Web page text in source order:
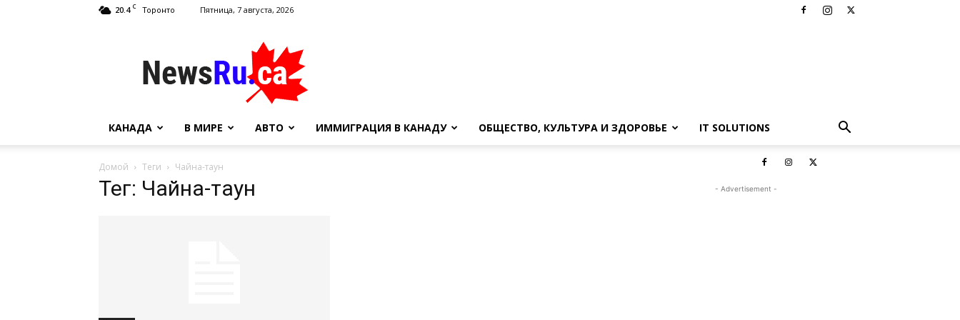
20.4 C Торонто Пятница, 7 августа, 2026
NewsRu.Ca
КАНАДА В МИРЕ АВТО ИММИГРАЦИЯ В КАНАДУ ОБЩЕСТВО, КУЛЬТУРА И ЗДОРОВЬЕ IT SOLUTIONS
Домой Теги Чайна-таун
Тег: Чайна-таун - Advertisement -